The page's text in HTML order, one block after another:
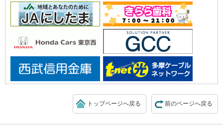
前のページへ戻る
トップページへ戻る